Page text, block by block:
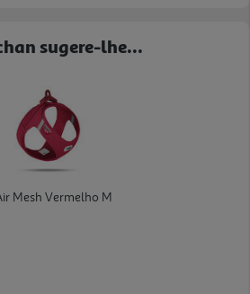
sugere-lhe...
Mesh Vermelho M